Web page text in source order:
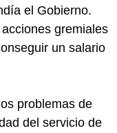
el Gobierno.
gremiales
un salario
problemas de
del servicio de